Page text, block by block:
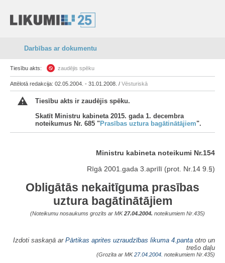
Darbības ar dokumentu
Tiesību akts: zaudējis spēku
Attēlotā redakcija: 02.05.2004. - 31.01.2008. / Vēsturiskā
Tiesību akts ir zaudējis spēku.
Skatīt Ministru kabineta 2015. gada 1. decembra
noteikumus Nr. 685 "Prasības uztura bagātinātājiem".
Ministru kabineta noteikumi Nr.154
Rīgā 2001.gada 3.aprīlī (prot. Nr.14 9.§)
Obligātās nekaitīguma prasības
uztura bagātinātājiem
(Noteikumu nosaukums grozīts ar MK27.04.2004. noteikumiem Nr.435)
Izdoti saskaņā ar Pārtikas aprites uzraudzības likuma 4.panta otro un
trešo daļu
(Grozīta ar MK27.04.2004. noteikumiem Nr.435)